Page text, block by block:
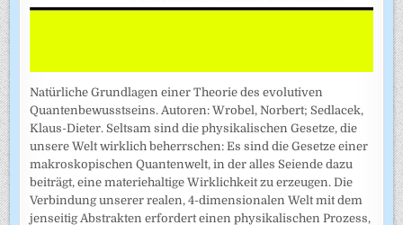
Natürliche Grundlagen einer Theorie des evolutiven
Quantenbewusstseins. Autoren: Wrobel, Norbert; Sedlacek,
Klaus-Dieter. Seltsam sind die physikalischen Gesetze, die
unsere Welt wirklich beherrschen: Es sind die Gesetze einer
makroskopischen Quantenwelt, in der alles Seiende dazu
beiträgt, eine materiehaltige Wirklichkeit zu erzeugen. Die
Verbindung unserer realen, 4-dimensionalen Welt mit dem
jenseitig Abstrakten erfordert einen physikalischen Prozess,